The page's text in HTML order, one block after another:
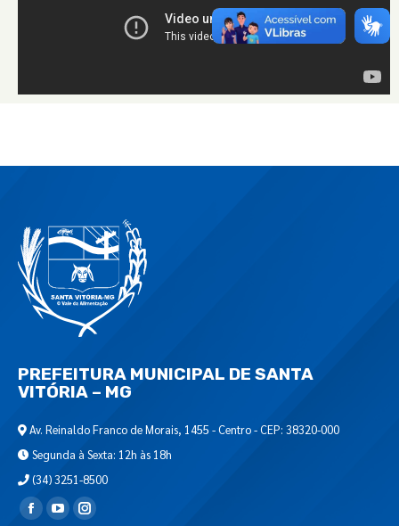
PREFEITURA MUNICIPAL DE SANTA
VITÓRIA – MG
Av. Reinaldo Franco de Morais, 1455 - Centro - CEP: 38320-000
Segunda à Sexta: 12h às 18h
(34) 3251-8500
Encontre-nos em: